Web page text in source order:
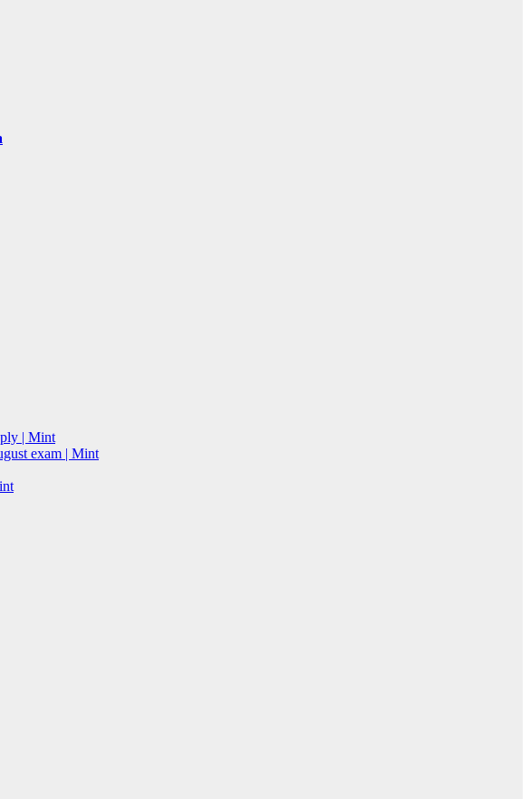
| Mint
exam | Mint